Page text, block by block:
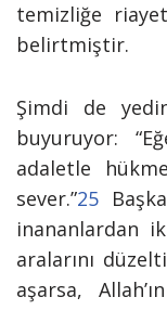
temizliğe riayet
belirtmiştir.
Şimdi de
buyuruyor:
adaletle
sever.”25
inananlardan
aralarını
aşarsa,